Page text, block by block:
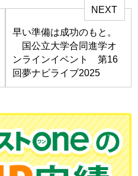
NEXT
早い準備は成功のもと。
国公立大学合同進学オ
ンラインイベント 第16
回夢ナビライブ2025